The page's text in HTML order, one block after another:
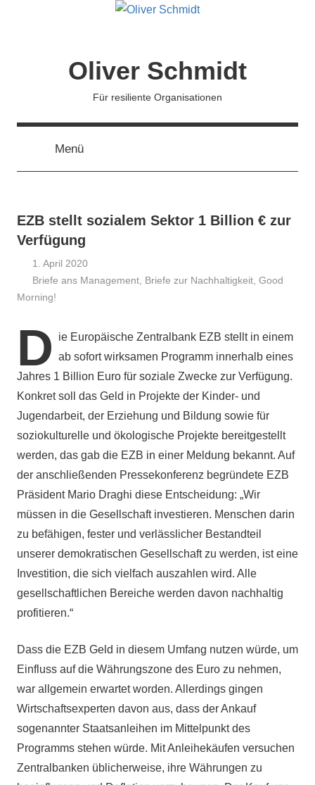
Oliver Schmidt
Für resiliente Organisationen
Menü
EZB stellt sozialem Sektor 1 Billion € zur
Verfügung
1. April 2020
Oliver
Briefe ans Management Briefe zur Nachhaltigkeit ,Good
Morning!
D
ie Europäische Zentralbank EZB stellt in einem
ab sofort wirksamen Programm innerhalb eines
Jahres 1 Billion Euro für soziale Zwecke zur Verfügung.
Konkret soll das Geld in Projekte der Kinder- und
Jugendarbeit, der Erziehung und Bildung sowie für
soziokulturelle und ökologische Projekte bereitgestellt
werden, das gab die EZB in einer Meldung bekannt. Auf
der anschließenden Pressekonferenz begründete EZB
Präsident Mario Draghi diese Entscheidung: „Wir
müssen in die Gesellschaft investieren. Menschen darin
zu befähigen, fester und verlässlicher Bestandteil
unserer demokratischen Gesellschaft zu werden, ist eine
Investition, die sich vielfach auszahlen wird. Alle
gesellschaftlichen Bereiche werden davon nachhaltig
profitieren.“
Dass die EZB Geld in diesem Umfang nutzen würde, um
Einfluss auf die Währungszone des Euro zu nehmen,
war allgemein erwartet worden. Allerdings gingen
Wirtschaftsexperten davon aus, dass der Ankauf
sogenannter Staatsanleihen im Mittelpunkt des
Programms stehen würde. Mit Anleihekäufen versuchen
Zentralbanken üblicherweise, ihre Währungen zu